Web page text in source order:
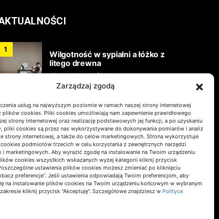
Zarządzaj zgodą
usług na najwyższym poziomie w ramach naszej strony internetowej
plików cookies. Pliki cookies umożliwiają nam zapewnienie prawidłowego
strony internetowej oraz realizację podstawowych jej funkcji, a po uzyskaniu
pliki cookies są przez nas wykorzystywane do dokonywania pomiarów i analiz
strony internetowej, a także do celów marketingowych. Strona wykorzystuje
podmiotów trzecich w celu korzystania z zewnętrznych narzędzi
i marketingowych. Aby wyrazić zgodę na instalowanie na Twoim urządzeniu
cookies wszystkich wskazanych wyżej kategorii kliknij przycisk
ustawienia plików cookies możesz zmieniać po kliknięciu
preferencje”. Jeśli ustawienia odpowiadają Twoim preferencjom, aby
na instalowanie plików cookies na Twoim urządzeniu końcowym w wybranym
kliknij przycisk "Akceptuję". Szczegółowe znajdziesz w Polityce
1
Wilgotność w sypialni a łóżko z
litego drewna
07/08/2026 BOŻENA
Warszawie – jak zaplanować
zakupy, żeby nie przekroczyć
budżetu i uniknąć błędów?
28/07/2026 PAULINA
3
Zwrot kompensacji mocy biernej
w zakładzie produkcyjnym
17/07/2026 PAULINA